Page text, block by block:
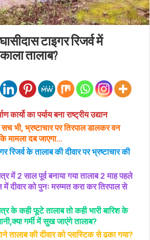
टाइगर रिजर्व में
तालाब?
कार्यो का पर्याय बना राष्ट्रीय उद्यान
भी, भ्रष्टाचार पर तिरपाल डालकर वन
मामला दब जाएगा…
रिजर्व के तालाब की दीवार पर भ्रष्टाचार की
में 2 साल पूर्व बनाया गया तालाब 2 माह पहले
को पुनः मरम्मत करा कर तिरपाल से
के कही फूटे तालाब तो कही भारी बारिश के
गर्मी में सुख जाएंगे तालाब?
तालाब की दीवार को प्लास्टिक से ढका गया?